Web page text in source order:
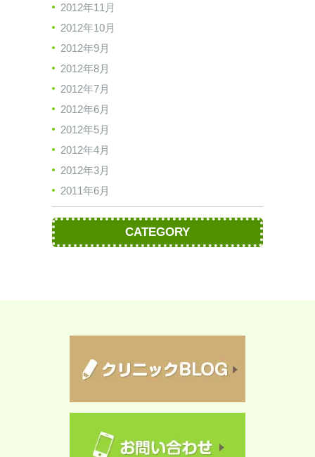
2012年11月
2012年10月
2012年9月
2012年8月
2012年7月
2012年6月
2012年5月
2012年4月
2012年3月
2011年6月
CATEGORY